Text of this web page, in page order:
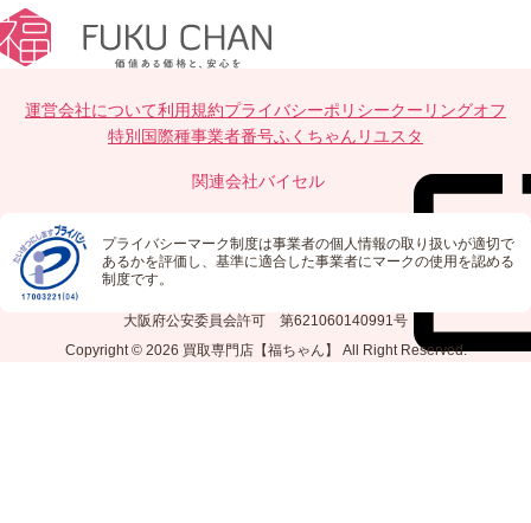
運営会社について利用規約プライバシーポリシークーリングオフ
特別国際種事業者番号ふくちゃんリユスタ
関連会社バイセル
プライバシーマーク制度は事業者の個人情報の取り扱いが適切で
あるかを評価し、基準に適合した事業者にマークの使用を認める
制度です。
大阪府公安委員会許可 第621060140991号
Copyright © 2026 買取専門店【福ちゃん】 All Right Reserved.